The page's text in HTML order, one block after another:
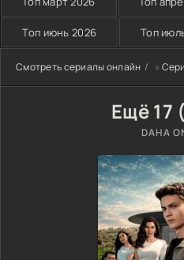
Топ июнь 2026 Топ
Смотреть сериалы онлайн »
Ещё 17
DAHA